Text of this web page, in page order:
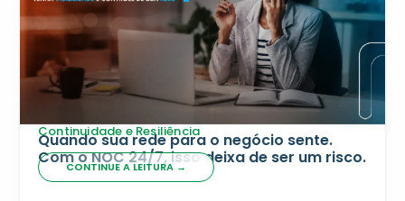
Continuidade e Resiliência
Quando sua rede para o negócio sente.
Com o NOC 24/7, isso deixa de ser um risco.
CONTINUE A LEITURA →